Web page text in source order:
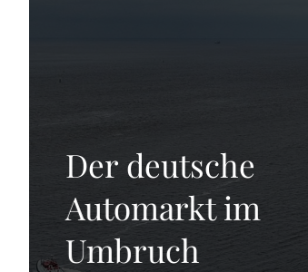
Der deutsche
Automarkt im
Umbruch